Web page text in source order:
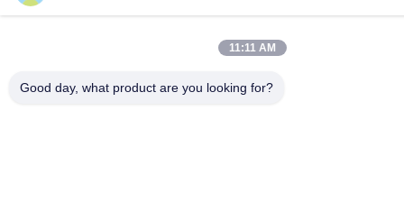
11:11 AM
Good day, what product are you looking for?